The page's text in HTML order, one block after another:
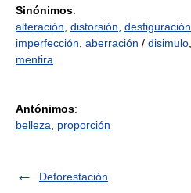
Sinónimos:
alteración distorsión desfiguración
imperfección aberración / disimulo
mentira
Antónimos:
belleza
proporción
Deforestación